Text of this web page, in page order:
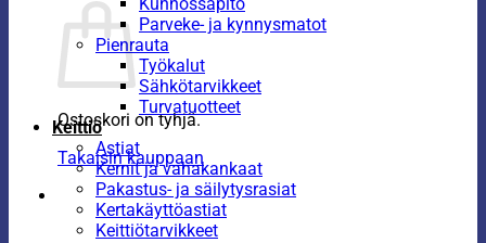
Ostoskori on tyhjä.
Takaisin kauppaan
Parveke- ja kynnysmatot
Pienrauta
Työkalut
Sähkötarvikkeet
Turvatuotteet
Keittiö
Astiat
Kernit ja vahakankaat
Pakastus- ja säilytysrasiat
Kertakäyttöastiat
Keittiötarvikkeet